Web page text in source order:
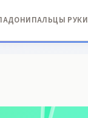
ПАЛЬЦЫ РУКИ